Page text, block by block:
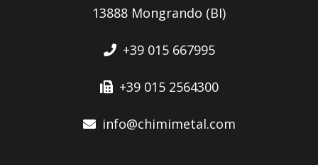
13888 Mongrando (BI)
+39 015 667995
+39 015 2564300
info@chimimetal.com